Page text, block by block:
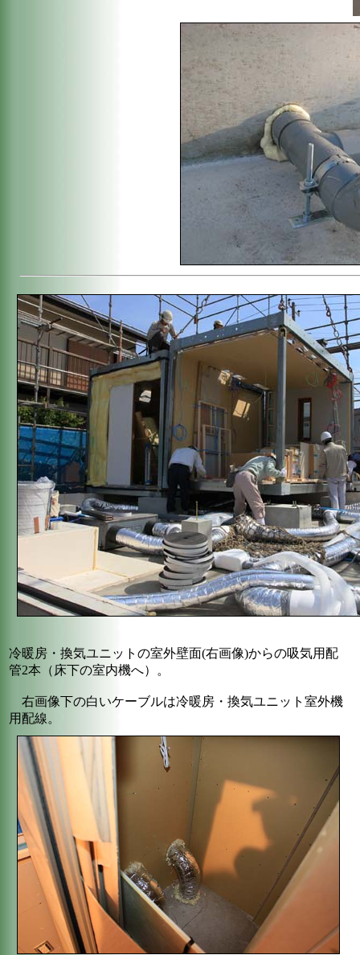
冷暖房・換気ユニットの室外壁面(右画像)からの吸気用配
管2本（床下の室内機へ）。
右画像下の白いケーブルは冷暖房・換気ユニット室外機
用配線。